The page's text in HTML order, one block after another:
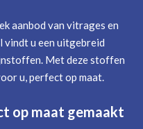
aanbod van vitrages en
vindt u een uitgebreid
Met deze stoffen
u, perfect op maat.
op maat gemaakt